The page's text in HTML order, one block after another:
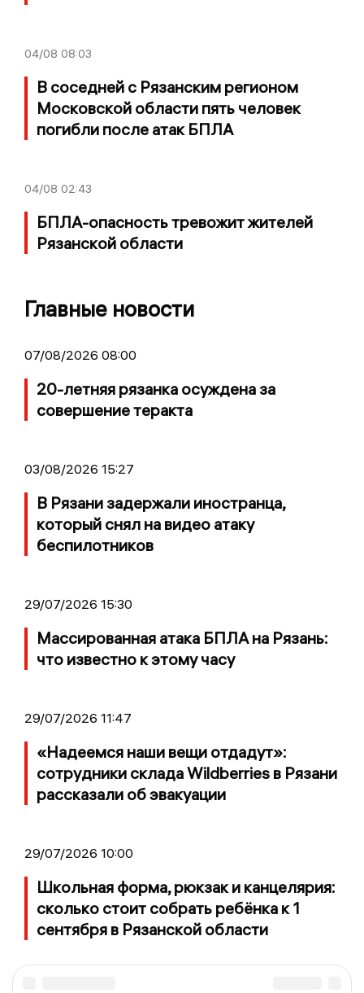
04/08 08:03
В соседней с Рязанским регионом
Московской области пять человек
погибли после атак БПЛА
04/08 02:43
БПЛА-опасность тревожит жителей
Рязанской области
Главные новости
07/08/2026 08:00
20-летняя рязанка осуждена за
совершение теракта
03/08/2026 15:27
В Рязани задержали иностранца,
который снял на видео атаку
беспилотников
29/07/2026 15:30
Массированная атака БПЛА на Рязань:
что известно к этому часу
29/07/2026 11:47
«Надеемся наши вещи отдадут»:
сотрудники склада Wildberries в Рязани
рассказали об эвакуации
29/07/2026 10:00
Школьная форма, рюкзак и канцелярия:
сколько стоит собрать ребёнка к 1
сентября в Рязанской области